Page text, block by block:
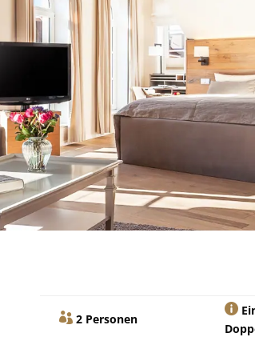
 2 Personen
